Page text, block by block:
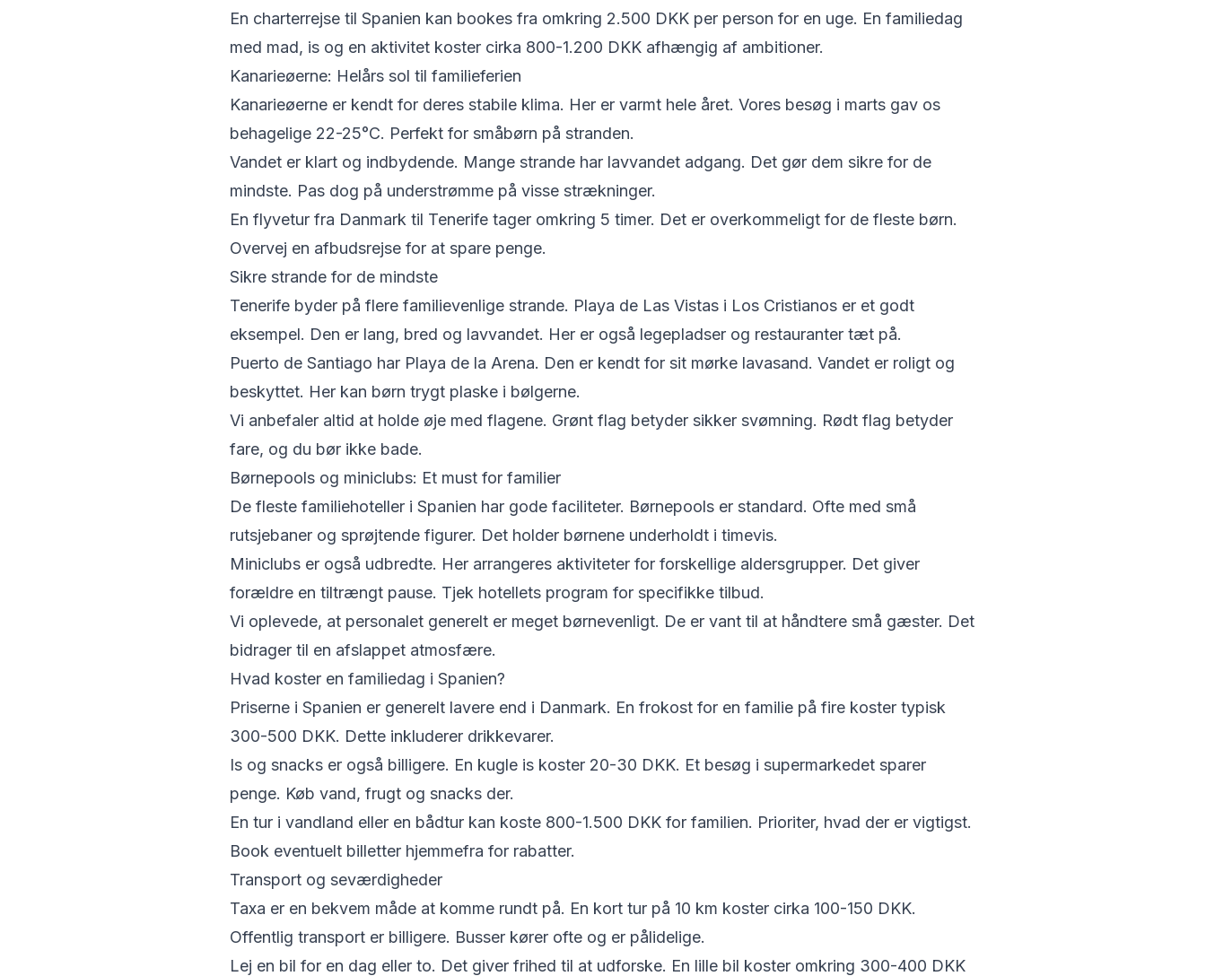
En charterrejse til Spanien kan bookes fra omkring 2.500 DKK per person for en uge. En familiedag
med mad, is og en aktivitet koster cirka 800-1.200 DKK afhængig af ambitioner.
Kanarieøerne: Helårs sol til familieferien
Kanarieøerne er kendt for deres stabile klima. Her er varmt hele året. Vores besøg i marts gav os
behagelige 22-25°C. Perfekt for småbørn på stranden.
Vandet er klart og indbydende. Mange strande har lavvandet adgang. Det gør dem sikre for de
mindste. Pas dog på understrømme på visse strækninger.
En flyvetur fra Danmark til Tenerife tager omkring 5 timer. Det er overkommeligt for de fleste børn.
Overvej en afbudsrejse for at spare penge.
Sikre strande for de mindste
Tenerife byder på flere familievenlige strande. Playa de Las Vistas i Los Cristianos er et godt
eksempel. Den er lang, bred og lavvandet. Her er også legepladser og restauranter tæt på.
Puerto de Santiago har Playa de la Arena. Den er kendt for sit mørke lavasand. Vandet er roligt og
beskyttet. Her kan børn trygt plaske i bølgerne.
Vi anbefaler altid at holde øje med flagene. Grønt flag betyder sikker svømning. Rødt flag betyder
fare, og du bør ikke bade.
Børnepools og miniclubs: Et must for familier
De fleste familiehoteller i Spanien har gode faciliteter. Børnepools er standard. Ofte med små
rutsjebaner og sprøjtende figurer. Det holder børnene underholdt i timevis.
Miniclubs er også udbredte. Her arrangeres aktiviteter for forskellige aldersgrupper. Det giver
forældre en tiltrængt pause. Tjek hotellets program for specifikke tilbud.
Vi oplevede, at personalet generelt er meget børnevenligt. De er vant til at håndtere små gæster. Det
bidrager til en afslappet atmosfære.
Hvad koster en familiedag i Spanien?
Priserne i Spanien er generelt lavere end i Danmark. En frokost for en familie på fire koster typisk
300-500 DKK. Dette inkluderer drikkevarer.
Is og snacks er også billigere. En kugle is koster 20-30 DKK. Et besøg i supermarkedet sparer
penge. Køb vand, frugt og snacks der.
En tur i vandland eller en bådtur kan koste 800-1.500 DKK for familien. Prioriter, hvad der er vigtigst.
Book eventuelt billetter hjemmefra for rabatter.
Transport og seværdigheder
Taxa er en bekvem måde at komme rundt på. En kort tur på 10 km koster cirka 100-150 DKK.
Offentlig transport er billigere. Busser kører ofte og er pålidelige.
Lej en bil for en dag eller to. Det giver frihed til at udforske. En lille bil koster omkring 300-400 DKK